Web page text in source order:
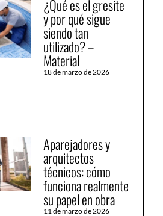
¿Qué es el gresite
y por qué sigue
siendo tan
utilizado? –
Material
18 de marzo de 2026
Aparejadores y
arquitectos
técnicos: cómo
funciona realmente
su papel en obra
11 de marzo de 2026